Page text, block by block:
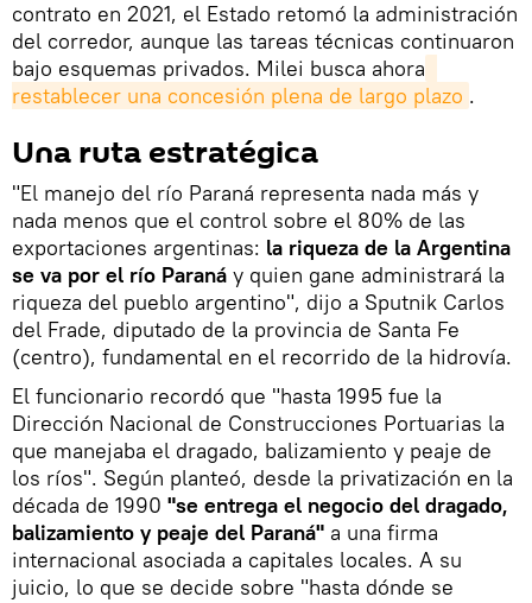
contrato en 2021, el Estado retomó la administración
del corredor, aunque las tareas técnicas continuaron
bajo esquemas privados. Milei busca ahora
restablecer una concesión plena de largo plazo .
Una ruta estratégica
"El manejo del río Paraná representa nada más y
nada menos que el control sobre el 80% de las
exportaciones argentinas: la riqueza de la Argentina
se va por el río Paraná y quien gane administrará la
riqueza del pueblo argentino", dijo a Sputnik Carlos
del Frade, diputado de la provincia de Santa Fe
(centro), fundamental en el recorrido de la hidrovía.
El funcionario recordó que "hasta 1995 fue la
Dirección Nacional de Construcciones Portuarias la
que manejaba el dragado, balizamiento y peaje de
los ríos". Según planteó, desde la privatización en la
década de 1990 "se entrega el negocio del dragado,
balizamiento y peaje del Paraná" a una firma
internacional asociada a capitales locales. A su
juicio, lo que se decide sobre "hasta dónde se